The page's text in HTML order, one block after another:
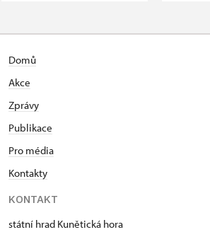
Domů
Akce
Zprávy
Publikace
Pro média
Kontakty
KONTAKT
státní hrad Kunětická hora